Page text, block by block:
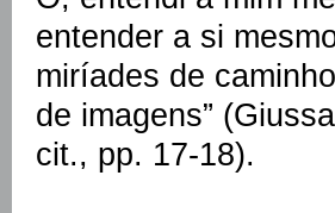
entender a si
miríades de
de imagens”
cit., pp. 17-18).